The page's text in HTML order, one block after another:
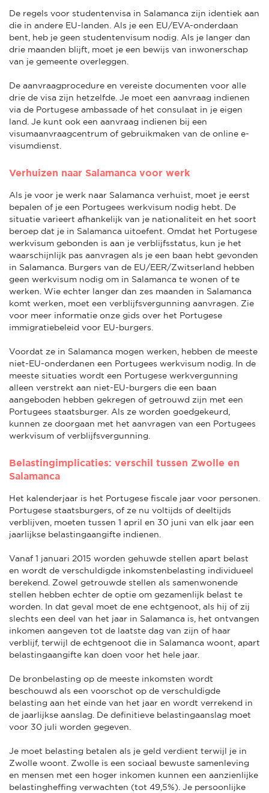
De regels voor studentenvisa in Salamanca zijn identiek aan
die in andere EU-landen. Als je een EU/EVA-onderdaan
bent, heb je geen studentenvisum nodig. Als je langer dan
drie maanden blijft, moet je een bewijs van inwonerschap
van je gemeente overleggen.
De aanvraagprocedure en vereiste documenten voor alle
drie de visa zijn hetzelfde. Je moet een aanvraag indienen
via de Portugese ambassade of het consulaat in je eigen
land. Je kunt ook een aanvraag indienen bij een
visumaanvraagcentrum of gebruikmaken van de online e-
visumdienst.
Verhuizen naar Salamanca voor werk
Als je voor je werk naar Salamanca verhuist, moet je eerst
bepalen of je een Portugees werkvisum nodig hebt. De
situatie varieert afhankelijk van je nationaliteit en het soort
beroep dat je in Salamanca uitoefent. Omdat het Portugese
werkvisum gebonden is aan je verblijfsstatus, kun je het
waarschijnlijk pas aanvragen als je een baan hebt gevonden
in Salamanca. Burgers van de EU/EER/Zwitserland hebben
geen werkvisum nodig om in Salamanca te wonen of te
werken. Wie echter langer dan zes maanden in Salamanca
komt werken, moet een verblijfsvergunning aanvragen. Zie
voor meer informatie onze gids over het Portugese
immigratiebeleid voor EU-burgers.
Voordat ze in Salamanca mogen werken, hebben de meeste
niet-EU-onderdanen een Portugees werkvisum nodig. In de
meeste situaties wordt een Portugese werkvergunning
alleen verstrekt aan niet-EU-burgers die een baan
aangeboden hebben gekregen of getrouwd zijn met een
Portugees staatsburger. Als ze worden goedgekeurd,
kunnen ze doorgaan met het aanvragen van een Portugees
werkvisum of verblijfsvergunning.
Belastingimplicaties: verschil tussen Zwolle en
Salamanca
Het kalenderjaar is het Portugese fiscale jaar voor personen.
Portugese staatsburgers, of ze nu voltijds of deeltijds
verblijven, moeten tussen 1 april en 30 juni van elk jaar een
jaarlijkse belastingaangifte indienen.
Vanaf 1 januari 2015 worden gehuwde stellen apart belast
en wordt de verschuldigde inkomstenbelasting individueel
berekend. Zowel getrouwde stellen als samenwonende
stellen hebben echter de optie om gezamenlijk belast te
worden. In dat geval moet de ene echtgenoot, als hij of zij
slechts een deel van het jaar in Salamanca is, het ontvangen
inkomen aangeven tot de laatste dag van zijn of haar
verblijf, terwijl de echtgenoot die in Salamanca woont, apart
belastingaangifte kan doen voor het hele jaar.
De bronbelasting op de meeste inkomsten wordt
beschouwd als een voorschot op de verschuldigde
belasting aan het einde van het jaar en wordt verrekend in
de jaarlijkse aanslag. De definitieve belastingaanslag moet
voor 30 juli worden gegeven.
Je moet belasting betalen als je geld verdient terwijl je in
Zwolle woont. Zwolle is een sociaal bewuste samenleving
en mensen met een hoger inkomen kunnen een aanzienlijke
belastingheffing verwachten (tot 49,5%). Je persoonlijke